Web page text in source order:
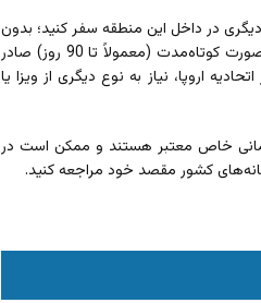
در داخل این منطقه سفر کنید؛ بدون
اینکه نیاز به ویزای جداگانه برای ورود به هر کشور داشته باشید. هر ویزای شینگن به‌صورت کوتاه‌مدت (معمولاً تا 90 روز) صادر
اروپا، نیاز به نوع دیگری از ویزا یا
خاص معتبر هستند و ممکن است در
کشور مقصد خود مراجعه کنید.